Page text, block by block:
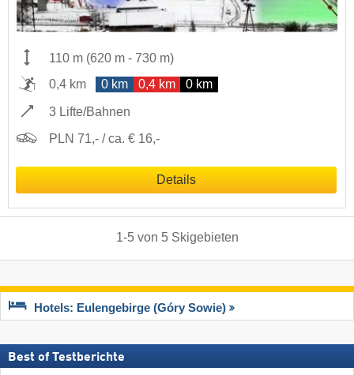
110 m (620 m - 730 m)
0,4 km
0 km 0,4 km 0 km
3 Lifte/Bahnen
PLN 71,- / ca. € 16,-
Details
1-5von 5 Skigebieten
Hotels: Eulengebirge (Góry Sowie)
Best of Testberichte